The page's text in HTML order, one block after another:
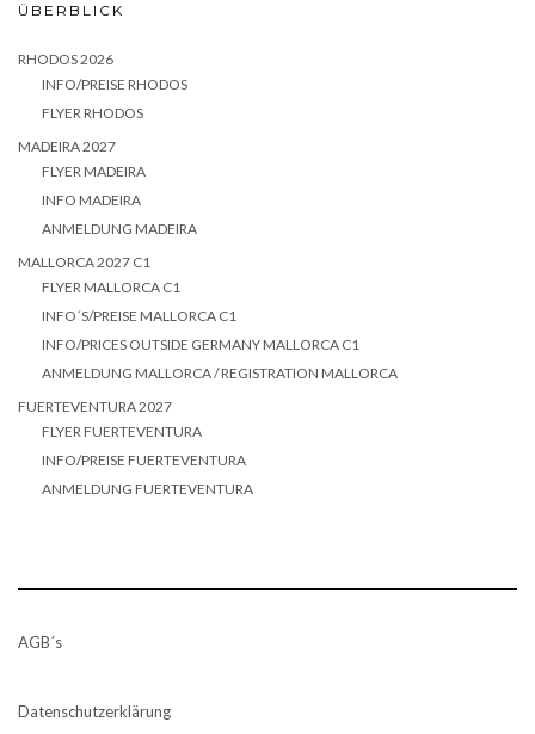
ÜBERBLICK
RHODOS 2026
INFO/PREISE RHODOS
FLYER RHODOS
MADEIRA 2027
FLYER MADEIRA
INFO MADEIRA
ANMELDUNG MADEIRA
MALLORCA 2027 C1
FLYER MALLORCA C1
INFO´S/PREISE MALLORCA C1
INFO/PRICES OUTSIDE GERMANY MALLORCA C1
ANMELDUNG MALLORCA / REGISTRATION MALLORCA
FUERTEVENTURA 2027
FLYER FUERTEVENTURA
INFO/PREISE FUERTEVENTURA
ANMELDUNG FUERTEVENTURA
AGB´s
Datenschutzerklärung